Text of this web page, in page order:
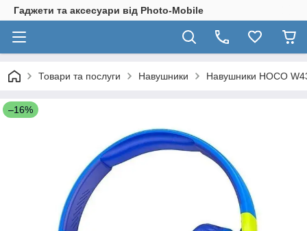
Гаджети та аксесуари від Photo-Mobile
Товари та послуги Навушники Навушники HOCO
–16%